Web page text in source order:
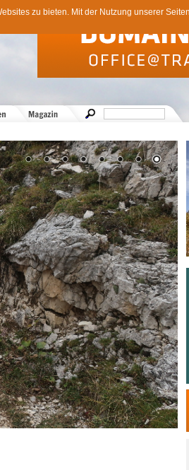
zu bieten. Mit der Nutzung unserer